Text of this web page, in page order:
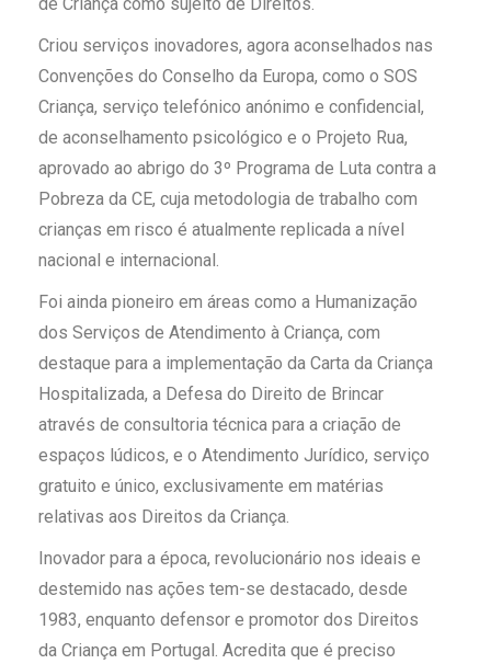
Criou serviços inovadores, agora aconselhados nas
Convenções do Conselho da Europa, como o SOS
Criança, serviço telefónico anónimo e confidencial,
de aconselhamento psicológico e o Projeto Rua,
aprovado ao abrigo do 3º Programa de Luta contra a
Pobreza da CE, cuja metodologia de trabalho com
crianças em risco é atualmente replicada a nível
nacional e internacional.
Foi ainda pioneiro em áreas como a Humanização
dos Serviços de Atendimento à Criança, com
destaque para a implementação da Carta da Criança
Hospitalizada, a Defesa do Direito de Brincar
através de consultoria técnica para a criação de
espaços lúdicos, e o Atendimento Jurídico, serviço
gratuito e único, exclusivamente em matérias
relativas aos Direitos da Criança.
Inovador para a época, revolucionário nos ideais e
destemido nas ações tem-se destacado, desde
1983, enquanto defensor e promotor dos Direitos
da Criança em Portugal. Acredita que é preciso